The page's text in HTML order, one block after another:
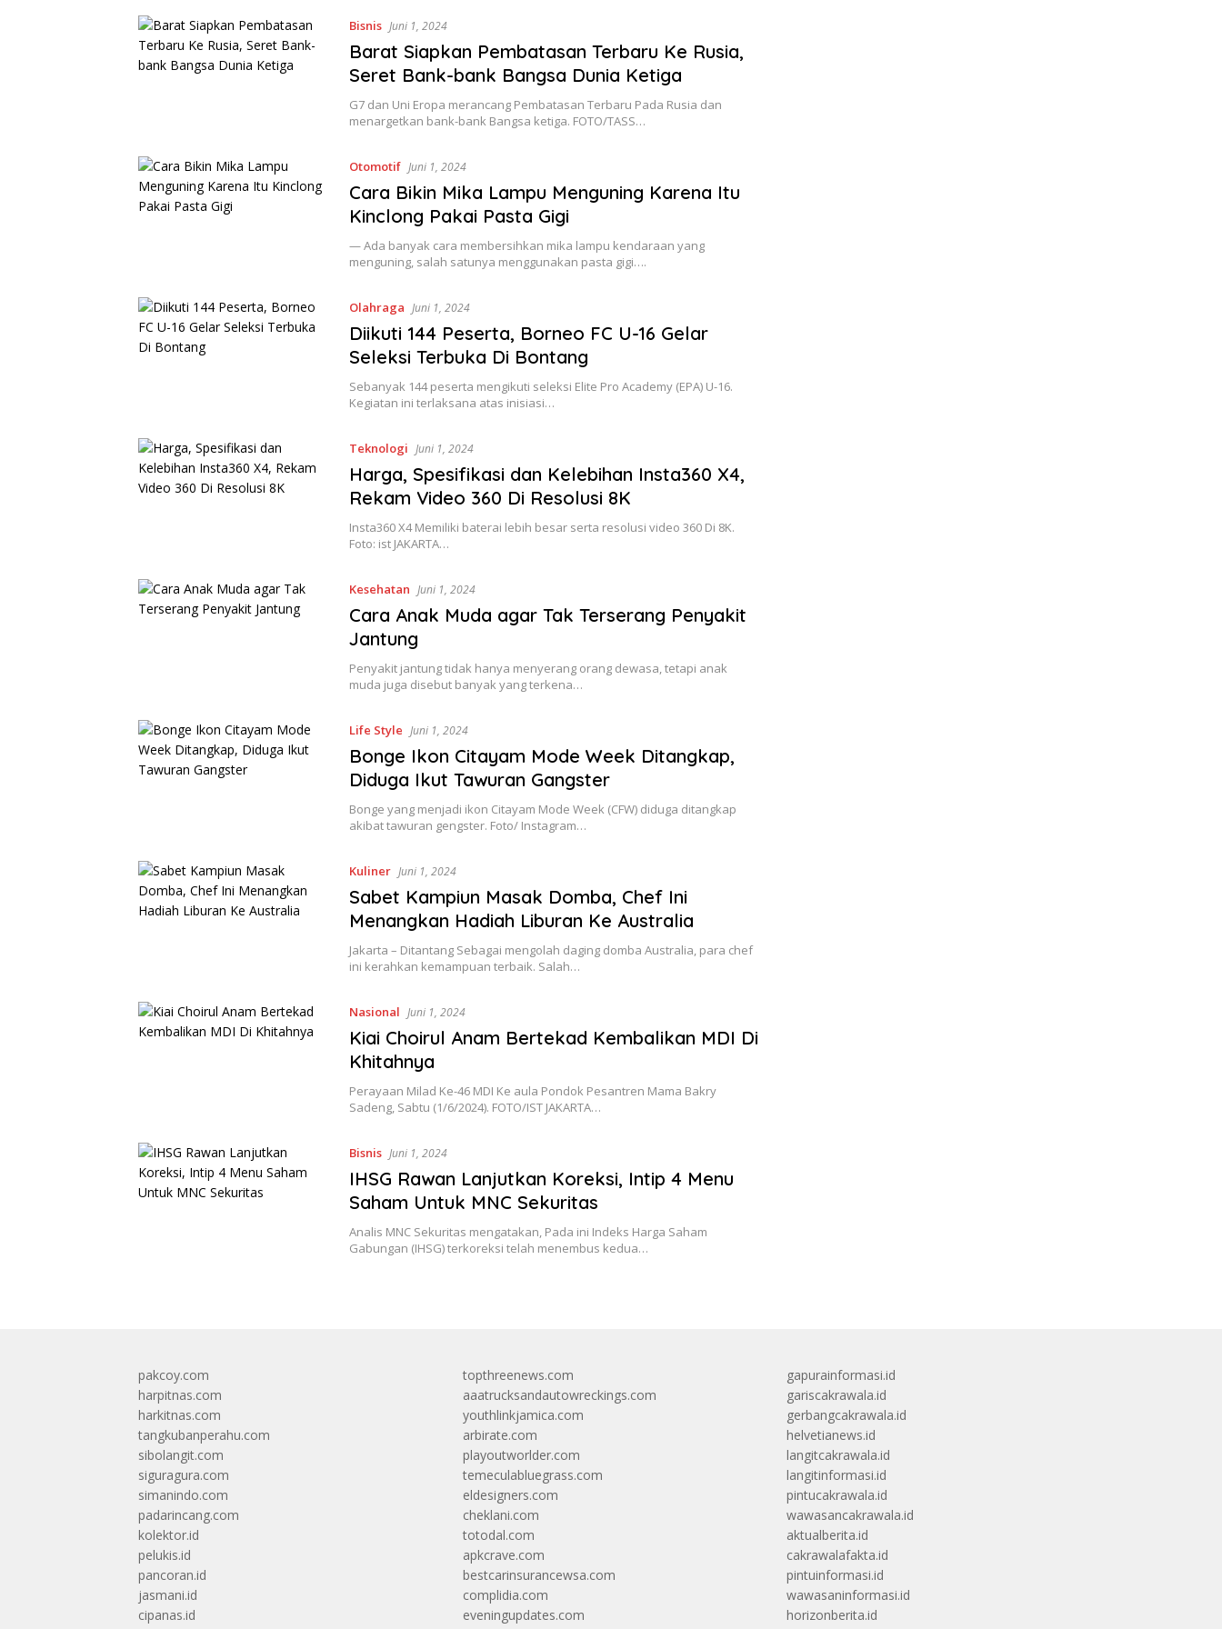
Bisnis Juni 1, 2024
Barat Siapkan Pembatasan Terbaru Ke Rusia,
Seret Bank-bank Bangsa Dunia Ketiga
G7 dan Uni Eropa merancang Pembatasan Terbaru Pada Rusia dan
menargetkan bank-bank Bangsa ketiga. FOTO/TASS…
Otomotif Juni 1, 2024
Cara Bikin Mika Lampu Menguning Karena Itu
Kinclong Pakai Pasta Gigi
— Ada banyak cara membersihkan mika lampu kendaraan yang
menguning, salah satunya menggunakan pasta gigi….
Olahraga Juni 1, 2024
Diikuti 144 Peserta, Borneo FC U-16 Gelar
Seleksi Terbuka Di Bontang
Sebanyak 144 peserta mengikuti seleksi Elite Pro Academy (EPA) U-16.
Kegiatan ini terlaksana atas inisiasi…
Teknologi Juni 1, 2024
Harga, Spesifikasi dan Kelebihan Insta360 X4,
Rekam Video 360 Di Resolusi 8K
Insta360 X4 Memiliki baterai lebih besar serta resolusi video 360 Di 8K.
Foto: ist JAKARTA…
Kesehatan Juni 1, 2024
Cara Anak Muda agar Tak Terserang Penyakit
Jantung
Penyakit jantung tidak hanya menyerang orang dewasa, tetapi anak
muda juga disebut banyak yang terkena…
Life Style Juni 1, 2024
Bonge Ikon Citayam Mode Week Ditangkap,
Diduga Ikut Tawuran Gangster
Bonge yang menjadi ikon Citayam Mode Week (CFW) diduga ditangkap
akibat tawuran gengster. Foto/ Instagram…
Kuliner Juni 1, 2024
Sabet Kampiun Masak Domba, Chef Ini
Menangkan Hadiah Liburan Ke Australia
Jakarta – Ditantang Sebagai mengolah daging domba Australia, para chef
ini kerahkan kemampuan terbaik. Salah…
Nasional Juni 1, 2024
Kiai Choirul Anam Bertekad Kembalikan MDI Di
Khitahnya
Perayaan Milad Ke-46 MDI Ke aula Pondok Pesantren Mama Bakry
Sadeng, Sabtu (1/6/2024). FOTO/IST JAKARTA…
Bisnis Juni 1, 2024
IHSG Rawan Lanjutkan Koreksi, Intip 4 Menu
Saham Untuk MNC Sekuritas
Analis MNC Sekuritas mengatakan, Pada ini Indeks Harga Saham
Gabungan (IHSG) terkoreksi telah menembus kedua…
pakcoy.com
harpitnas.com
harkitnas.com
tangkubanperahu.com
sibolangit.com
siguragura.com
simanindo.com
padarincang.com
kolektor.id
pelukis.id
pancoran.id
jasmani.id
cipanas.id
topthreenews.com
aaatrucksandautowreckings.com
youthlinkjamica.com
arbirate.com
playoutworlder.com
temeculabluegrass.com
eldesigners.com
cheklani.com
totodal.com
apkcrave.com
bestcarinsurancewsa.com
complidia.com
eveningupdates.com
gapurainformasi.id
gariscakrawala.id
gerbangcakrawala.id
helvetianews.id
langitcakrawala.id
langitinformasi.id
pintucakrawala.id
wawasancakrawala.id
aktualberita.id
cakrawalafakta.id
pintuinformasi.id
wawasaninformasi.id
horizonberita.id